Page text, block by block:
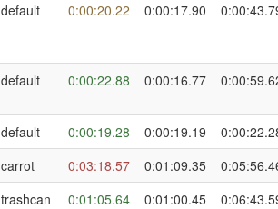
default 0:00:20.22 0:00:17.90
default 0:00:22.88 0:00:16.77
default 0:00:19.28 0:00:19.19
carrot 0:03:18.57 0:01:09.35
trashcan 0:01:05.64 0:01:00.45